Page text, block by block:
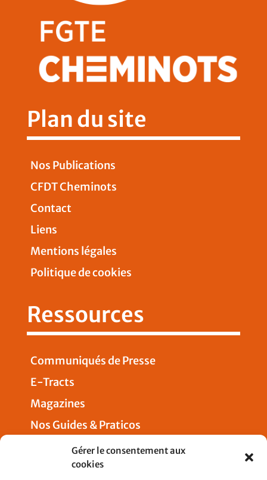
Gérer le consentement aux
cookies
Plan du site
Nos Publications
CFDT Cheminots
Contact
Liens
Mentions légales
Politique de cookies
Ressources
Communiqués de Presse
E-Tracts
Magazines
Nos Guides & Praticos